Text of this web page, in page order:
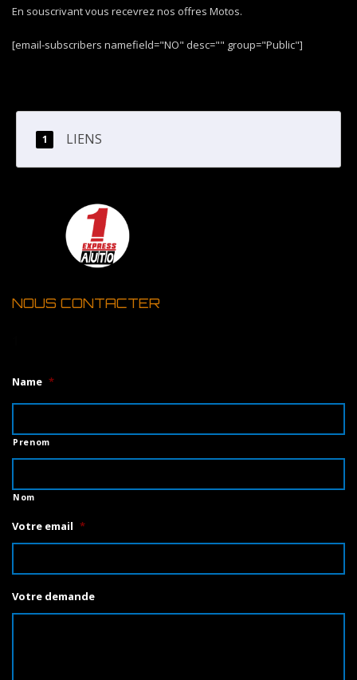
En souscrivant vous recevrez nos offres Motos.
[email-subscribers namefield="NO" desc="" group="Public"]
LIENS
NOUS CONTACTER
Name *
Prenom
Nom
Votre email *
Votre demande